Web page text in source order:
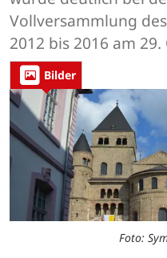
Vollversammlung
2012 bis 2016 am
Bilder
Foto: